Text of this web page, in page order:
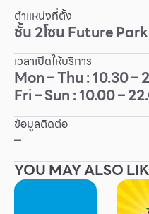
IT
Mobile
Other
Service
ตำแหน่งที่ตั้ง
ชั้น2โซนFuture Park
เวลาเปิดให้บริการ
Mon – Thu : 10.30 –
Fri – Sun : 10.00 –
ข้อมูลติดต่อ
–
YOU MAY ALSO